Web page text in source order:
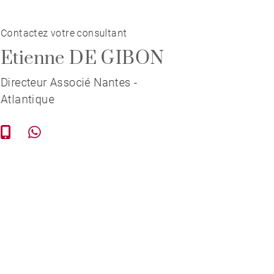
Contactez votre consultant
Etienne DE GIBON
Directeur Associé Nantes -
Atlantique